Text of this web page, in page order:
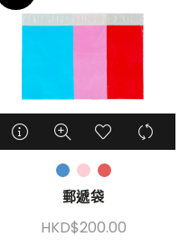
郵遞袋
HKD$200.00